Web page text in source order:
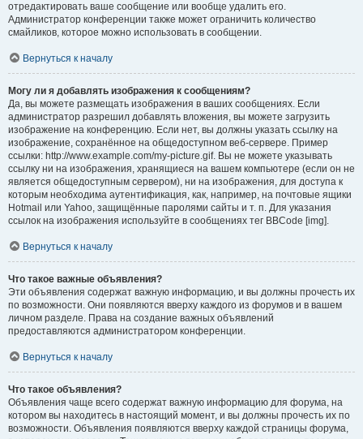
отредактировать ваше сообщение или вообще удалить его.
Администратор конференции также может ограничить количество
смайликов, которое можно использовать в сообщении.
Вернуться к началу
Могу ли я добавлять изображения к сообщениям?
Да, вы можете размещать изображения в ваших сообщениях. Если
администратор разрешил добавлять вложения, вы можете загрузить
изображение на конференцию. Если нет, вы должны указать ссылку на
изображение, сохранённое на общедоступном веб-сервере. Пример
ссылки: http://www.example.com/my-picture.gif. Вы не можете указывать
ссылку ни на изображения, хранящиеся на вашем компьютере (если он не
является общедоступным сервером), ни на изображения, для доступа к
которым необходима аутентификация, как, например, на почтовые ящики
Hotmail или Yahoo, защищённые паролями сайты и т. п. Для указания
ссылок на изображения используйте в сообщениях тег BBCode [img].
Вернуться к началу
Что такое важные объявления?
Эти объявления содержат важную информацию, и вы должны прочесть их
по возможности. Они появляются вверху каждого из форумов и в вашем
личном разделе. Права на создание важных объявлений
предоставляются администратором конференции.
Вернуться к началу
Что такое объявления?
Объявления чаще всего содержат важную информацию для форума, на
котором вы находитесь в настоящий момент, и вы должны прочесть их по
возможности. Объявления появляются вверху каждой страницы форума,